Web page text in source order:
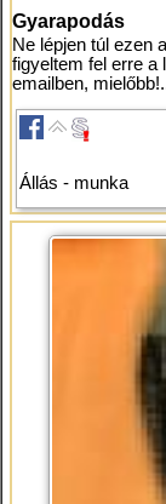
Gyarapodás
Ne lépjen túl ezen
figyeltem fel erre a
emailben,
Állás - munka